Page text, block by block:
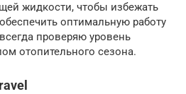
жидкости, чтобы избежать
оптимальную работу
проверяю уровень
отопительного сезона.